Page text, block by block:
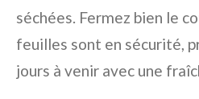
séchées. Fermez bien le
feuilles sont en sécurité,
jours à venir avec une